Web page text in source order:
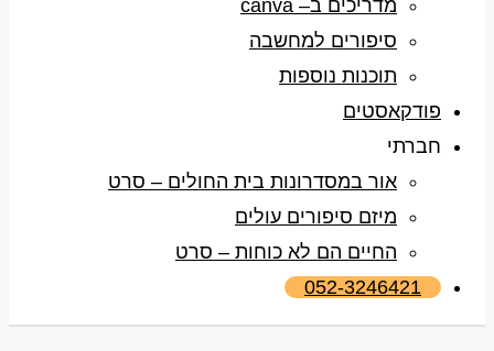
מדריכים ב– canva
סיפורים למחשבה
תוכנות נוספות
פודקאסטים
חברתי
אור במסדרונות בית החולים – סרט
מיזם סיפורים עולים
החיים הם לא כוחות – סרט
052-3246421